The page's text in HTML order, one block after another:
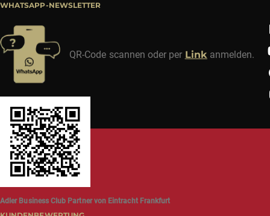
WHATSAPP-NEWSLETTER
QR-Code scannen oder per Linkanmelden.
Adler Business Club Partner von Eintracht Frankfurt